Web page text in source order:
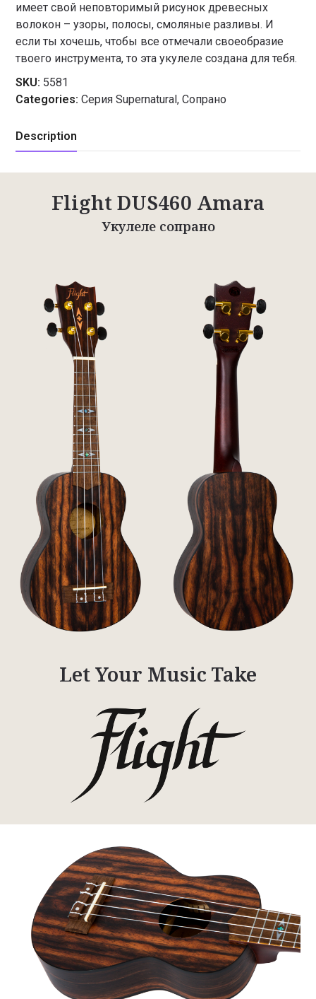
имеет свой неповторимый рисунок древесных
волокон – узоры, полосы, смоляные разливы. И
если ты хочешь, чтобы все отмечали своеобразие
твоего инструмента, то эта укулеле создана для тебя.
SKU: 5581
Categories: Серия Supernatural,Сопрано
Description
Flight DUS460 Amara
Укулеле сопрано
Let Your Music Take